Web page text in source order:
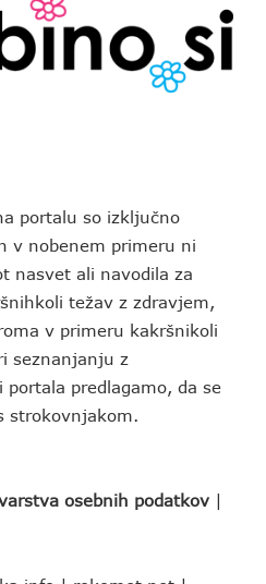
portalu so izključno
v nobenem primeru ni
nasvet ali navodila za
težav z zdravjem,
v primeru kakršnikoli
seznanjanju z
predlagamo, da se
strokovnjakom.
osebnih podatkov |